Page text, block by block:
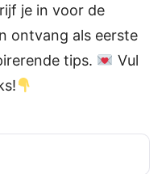
je in voor de
ontvang als eerste
tips.
Vul